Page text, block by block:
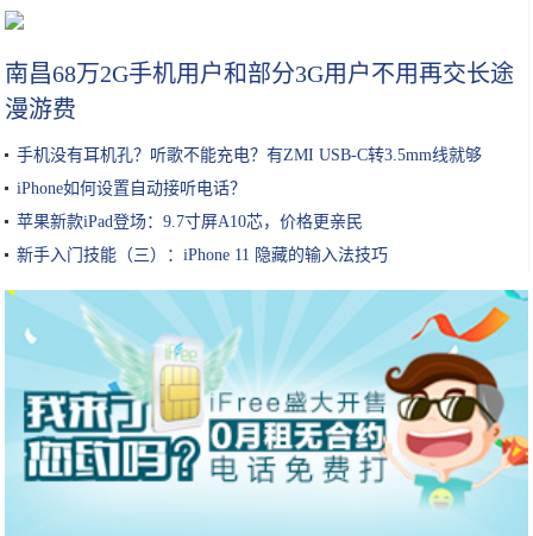
南昌68万2G手机用户和部分3G用户不用再交长途
漫游费
手机没有耳机孔？听歌不能充电？有ZMI USB-C转3.5mm线就够
iPhone如何设置自动接听电话？
苹果新款iPad登场：9.7寸屏A10芯，价格更亲民
新手入门技能（三）：iPhone 11 隐藏的输入法技巧